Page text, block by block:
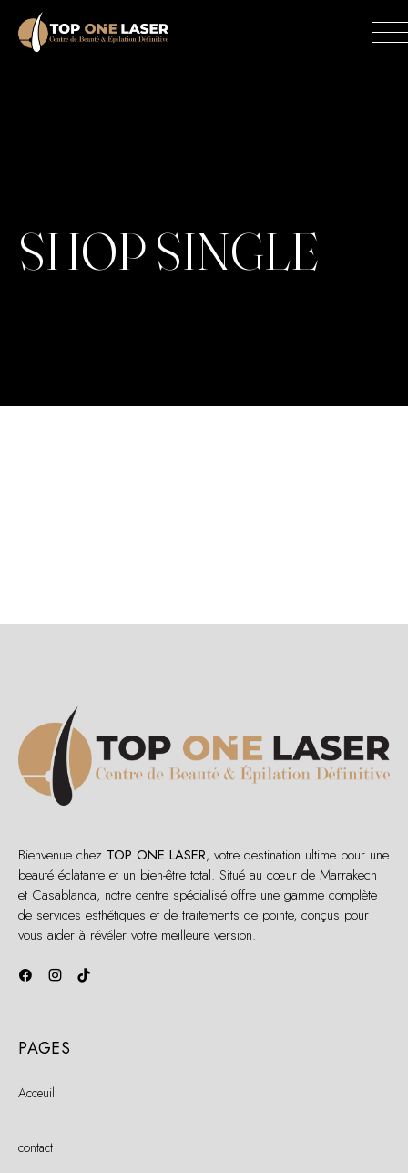
content
SHOP SINGLE
Bienvenue chez TOP ONE LASER, votre destination ultime pour une
beauté éclatante et un bien-être total. Situé au cœur de Marrakech
et Casablanca, notre centre spécialisé offre une gamme complète
de services esthétiques et de traitements de pointe, conçus pour
vous aider à révéler votre meilleure version.
PAGES
Acceuil
contact